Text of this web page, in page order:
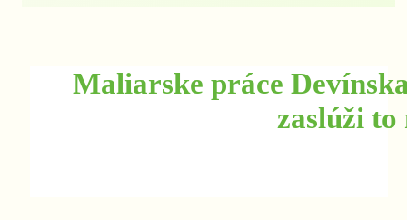
Maliarske práce
zaslúži to